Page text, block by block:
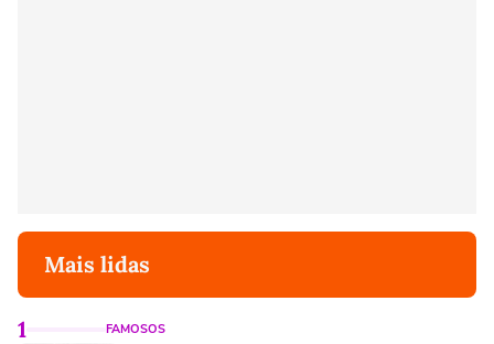
Mais lidas
1 FAMOSOS